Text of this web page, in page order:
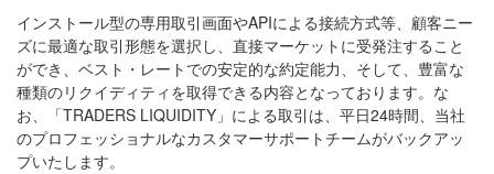
インストール型の専用取引画面やAPIによる接続方式等、顧客ニー
ズに最適な取引形態を選択し、直接マーケットに受発注すること
ができ、ベスト・レートでの安定的な約定能力、そして、豊富な
種類のリクイディティを取得できる内容となっております。な
お、「TRADERS LIQUIDITY」による取引は、平日24時間、当社
のプロフェッショナルなカスタマーサポートチームがバックアッ
プいたします。